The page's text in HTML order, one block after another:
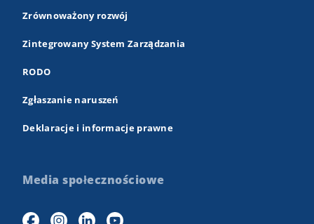
Zrównoważony rozwój
Zintegrowany System Zarządzania
RODO
Zgłaszanie naruszeń
Deklaracje i informacje prawne
Media społecznościowe